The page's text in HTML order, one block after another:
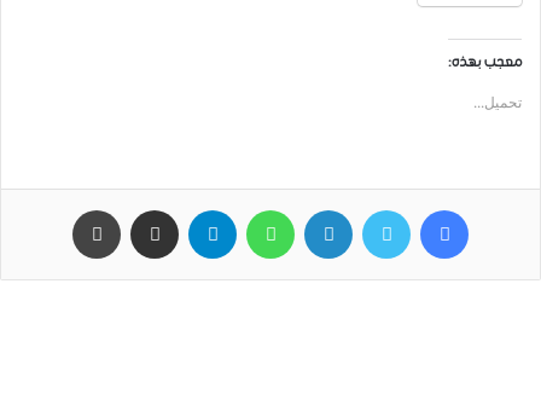
معجب بهذه:
تحميل...
فيسبوك تويتر لينكدإن واتساب تيلقرام مشاركة عبر البريد